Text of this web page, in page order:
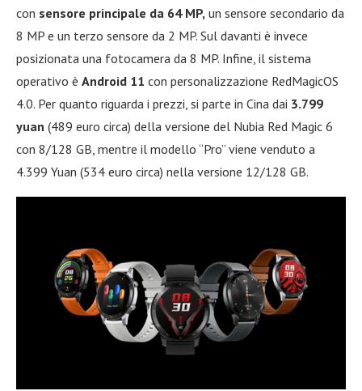
con sensore principale da 64 MP, un sensore secondario da
8 MP e un terzo sensore da 2 MP. Sul davanti è invece
posizionata una fotocamera da 8 MP. Infine, il sistema
operativo è Android 11 con personalizzazione RedMagicOS
4.0. Per quanto riguarda i prezzi, si parte in Cina dai 3.799
yuan (489 euro circa) della versione del Nubia Red Magic 6
con 8/128 GB, mentre il modello “Pro” viene venduto a
4.399 Yuan (534 euro circa) nella versione 12/128 GB.